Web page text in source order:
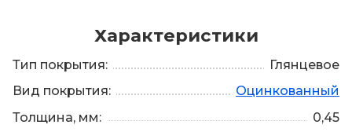
Характеристики
Тип покрытия:
Глянцевое
Вид покрытия:
Оцинкованный
Толщина, мм:
0,45